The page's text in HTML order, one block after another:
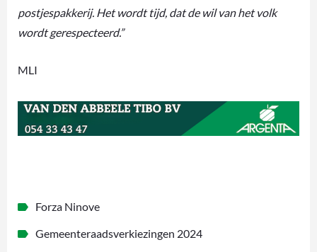
postjespakkerij. Het wordt tijd, dat de wil van het volk
wordt gerespecteerd.”
MLI
Forza Ninove
Gemeenteraadsverkiezingen 2024